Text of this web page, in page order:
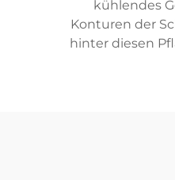
kühlendes
Konturen der
hinter diesen